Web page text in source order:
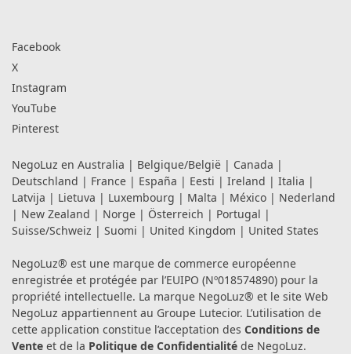
Facebook
X
Instagram
YouTube
Pinterest
NegoLuz en Australia | Belgique/België | Canada |
Deutschland | France | España | Eesti | Ireland | Italia |
Latvija | Lietuva | Luxembourg | Malta | México | Nederland
| New Zealand | Norge | Österreich | Portugal |
Suisse/Schweiz | Suomi | United Kingdom | United States
NegoLuz® est une marque de commerce européenne
enregistrée et protégée par l’EUIPO (Nº018574890) pour la
propriété intellectuelle. La marque NegoLuz® et le site Web
NegoLuz appartiennent au Groupe Lutecior. L’utilisation de
cette application constitue l’acceptation des Conditions de
Vente et de la Politique de Confidentialité de NegoLuz.